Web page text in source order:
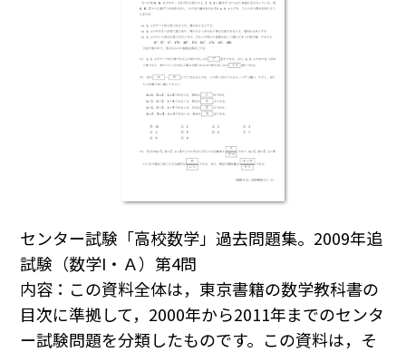
センター試験「高校数学」過去問題集。2009年追
試験（数学I・Ａ）第4問
内容：この資料全体は，東京書籍の数学教科書の
目次に準拠して，2000年から2011年までのセンタ
ー試験問題を分類したものです。この資料は，そ